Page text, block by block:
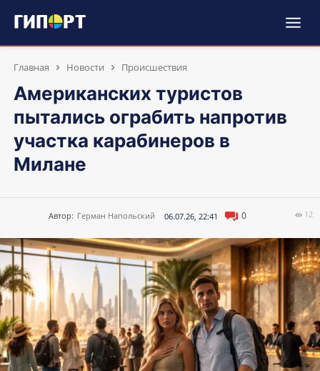
Главная Новости Происшествия
Американских туристов
пытались ограбить напротив
участка карабинеров в
Милане
Автор: Герман Напольский 06.07.26, 22:41 0 12